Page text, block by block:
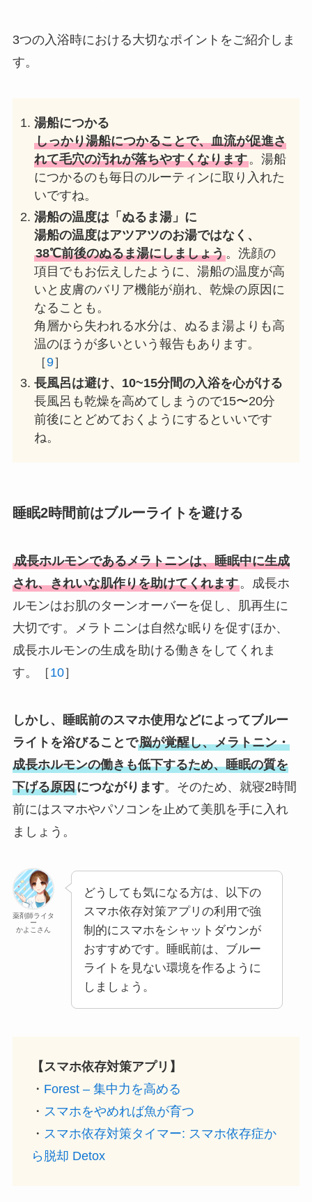
3つの入浴時における大切なポイントをご紹介しま
す。
湯船につかる
しっかり湯船につかることで、血流が促進さ
れて毛穴の汚れが落ちやすくなります。湯船
につかるのも毎日のルーティンに取り入れた
いですね。
湯船の温度は「ぬるま湯」に
湯船の温度はアツアツのお湯ではなく、
38℃前後のぬるま湯にしましょう。洗顔の
項目でもお伝えしたように、湯船の温度が高
いと皮膚のバリア機能が崩れ、乾燥の原因に
なることも。
角層から失われる水分は、ぬるま湯よりも高
温のほうが多いという報告もあります。
［9］
長風呂は避け、10~15分間の入浴を心がける
長風呂も乾燥を高めてしまうので15〜20分
前後にとどめておくようにするといいです
ね。
睡眠2時間前はブルーライトを避ける
成長ホルモンであるメラトニンは、睡眠中に生成
され、きれいな肌作りを助けてくれます。成長ホ
ルモンはお肌のターンオーバーを促し、肌再生に
大切です。メラトニンは自然な眠りを促すほか、
成長ホルモンの生成を助ける働きをしてくれま
す。［10］
しかし、睡眠前のスマホ使用などによってブルー
ライトを浴びることで脳が覚醒し、メラトニン・
成長ホルモンの働きも低下するため、睡眠の質を
下げる原因につながります。そのため、就寝2時間
前にはスマホやパソコンを止めて美肌を手に入れ
ましょう。
薬剤師ライタ
ー
かよこさん
どうしても気になる方は、以下の
スマホ依存対策アプリの利用で強
制的にスマホをシャットダウンが
おすすめです。睡眠前は、ブルー
ライトを見ない環境を作るように
しましょう。
【スマホ依存対策アプリ】
・ Forest – 集中力を高める
・ スマホをやめれば魚が育つ
・ スマホ依存対策タイマー: スマホ依存症か
ら脱却 Detox